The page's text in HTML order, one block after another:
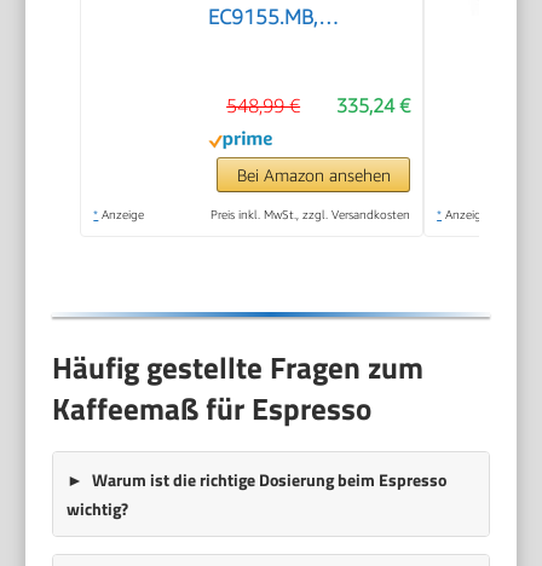
EC9155.MB,
Mahlgrade, 15 Bar, 3
Temperaturen,
Milchschaumdüse,
1550W, 1,7L Tank,
335,24 €
548,99 €
Bei Amazon ansehen
* Anzeige Preis inkl. MwSt., zzgl. Versandkosten * Anzeige
Häufig gestellte Fragen zum
Kaffeemaß für Espresso
Warum ist die richtige Dosierung beim Espresso
wichtig?